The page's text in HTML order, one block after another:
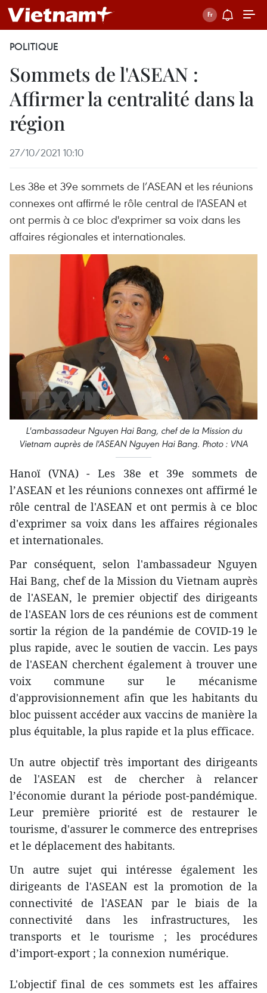
POLITIQUE
Sommets de l'ASEAN :
Affirmer la centralité dans la
région
27/10/2021 10:10
Les 38e et 39e sommets de l’ASEAN et les réunions
connexes ont affirmé le rôle central de l'ASEAN et
ont permis à ce bloc d'exprimer sa voix dans les
affaires régionales et internationales.
L'ambassadeur Nguyen Hai Bang, chef de la Mission du
Vietnam auprès de l'ASEAN Nguyen Hai Bang. Photo : VNA
Hanoï (VNA) - Les 38e et 39e sommets de
l’ASEAN et les réunions connexes ont affirmé le
rôle central de l'ASEAN et ont permis à ce bloc
d'exprimer sa voix dans les affaires régionales
et internationales.
Par conséquent, selon l'ambassadeur Nguyen
Hai Bang, chef de la Mission du Vietnam auprès
de l'ASEAN, le premier objectif des dirigeants
de l'ASEAN lors de ces réunions est de comment
sortir la région de la pandémie de COVID-19 le
plus rapide, avec le soutien de vaccin. Les pays
de l'ASEAN cherchent également à trouver une
voix commune sur le mécanisme
d'approvisionnement afin que les habitants du
bloc puissent accéder aux vaccins de manière la
plus équitable, la plus rapide et la plus efficace.
Un autre objectif très important des dirigeants
de l'ASEAN est de chercher à relancer
l’économie durant la période post-pandémique.
Leur première priorité est de restaurer le
tourisme, d'assurer le commerce des entreprises
et le déplacement des habitants.
Un autre sujet qui intéresse également les
dirigeants de l'ASEAN est la promotion de la
connectivité de l'ASEAN par le biais de la
connectivité dans les infrastructures, les
transports et le tourisme ; les procédures
d’import-export ; la connexion numérique.
L'objectif final de ces sommets est les affaires